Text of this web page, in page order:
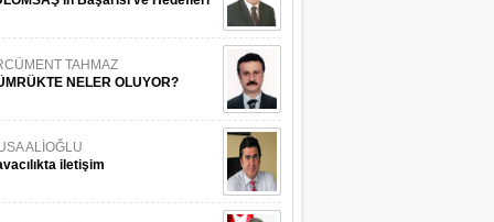
TAHMAZ
NELER OLUYOR?
ALİOĞLU
iletişim